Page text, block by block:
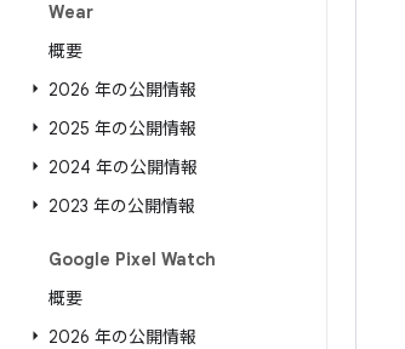
Wear
概要
2026 年の公開情報
2025 年の公開情報
2024 年の公開情報
2023 年の公開情報
Google Pixel Watch
概要
2026 年の公開情報